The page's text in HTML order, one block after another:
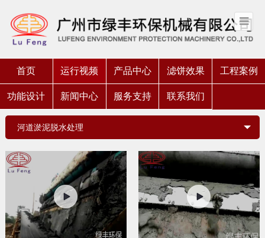
首页 运行视频 产品中心 滤饼效果 工程案例
功能设计 新闻中心 服务支持 联系我们
河道淤泥脱水处理